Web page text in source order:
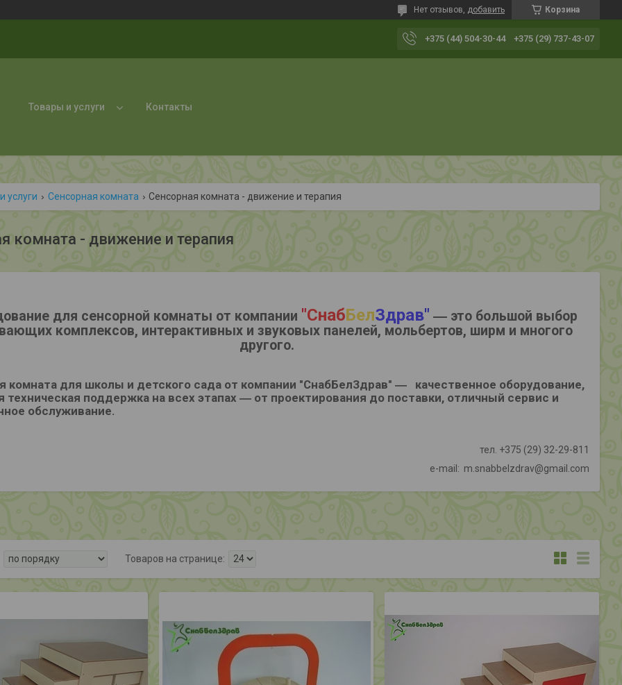
Корзина
Нет отзывов, добавить
+375 (44) 504-30-44 +375 (29) 737-43-07
Товары и услуги Контакты
услуги Сенсорная комната Сенсорная комната - движение и терапия
комната - движение и терапия
для сенсорной комнаты от компании "СнабБелЗдрав" ― это большой выбор
комплексов, интерактивных и звуковых панелей, мольбертов, ширм и многого
другого.
комната для школы и детского сада от компании "СнабБелЗдрав" ― качественное оборудование,
техническая поддержка на всех этапах ― от проектирования до поставки, отличный сервис и
обслуживание.
тел. +375 (29) 32-29-811
e-mail: m.snabbelzdrav@gmail.com